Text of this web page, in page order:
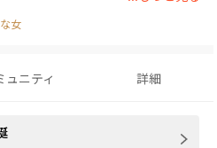
るフロンテ大陸で、人類は文明を築
女
ュニティ 詳細